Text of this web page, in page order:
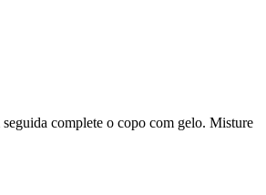
complete o copo com gelo. Misture